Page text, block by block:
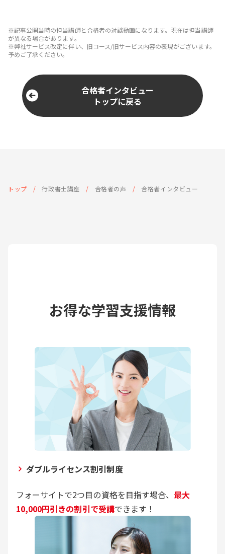
※記事公開当時の担当講師と合格者の対談動画になります。現在は担当講師
が異なる場合があります。
※弊社サービス改定に伴い、旧コース/旧サービス内容の表現がございます。
予めご了承ください。
合格者インタビュー
トップに戻る
トップ 行政書士講座 合格者の声 合格者インタビュー
お得な学習支援情報
ダブルライセンス割引制度
フォーサイトで2つ目の資格を目指す場合、 最大
10,000円引きの割引で受講できます！